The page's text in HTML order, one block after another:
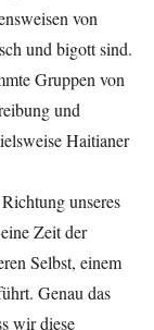
von
und bigott sind.
Gruppen von
und
Haitianer
unseres
Zeit der
Selbst, einem
Genau das
wir diese